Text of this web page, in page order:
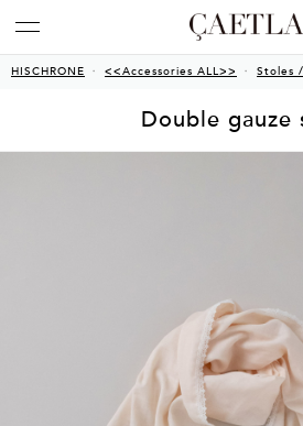
HISCHRONE <<Accessories ALL>> Stoles
Double gauze